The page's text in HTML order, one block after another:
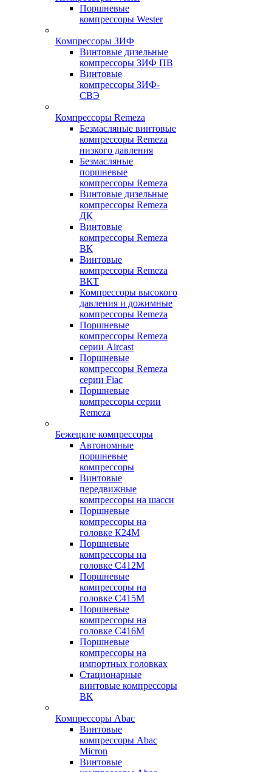
Поршневые
компрессоры Wester
Компрессоры ЗИФ
Винтовые дизельные
компрессоры ЗИФ ПВ
Винтовые
компрессоры ЗИФ-
СВЭ
Компрессоры Remeza
Безмасляные винтовые
компрессоры Remeza
низкого давления
Безмасляные
поршневые
компрессоры Remeza
Винтовые дизельные
компрессоры Remeza
ДК
Винтовые
компрессоры Remeza
ВК
Винтовые
компрессоры Remeza
ВКТ
Компрессоры высокого
давления и дожимные
компрессоры Remeza
Поршневые
компрессоры Remeza
серии Aircast
Поршневые
компрессоры Remeza
серии Fiac
Поршневые
компрессоры серии
Remeza
Бежецкие компрессоры
Автономные
поршневые
компрессоры
Винтовые
передвижные
компрессоры на шасси
Поршневые
компрессоры на
головке К24М
Поршневые
компрессоры на
головке С412М
Поршневые
компрессоры на
головке С415М
Поршневые
компрессоры на
головке С416М
Поршневые
компрессоры на
импортных головках
Стационарные
винтовые компрессоры
ВК
Компрессоры Abac
Винтовые
компрессоры Abac
Micron
Винтовые